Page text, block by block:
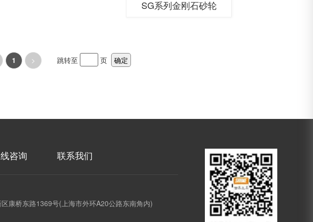
SG系列金刚石砂轮
1 > 跳转至 页 确定
咨询 联系我们
康桥东路1369号(上海市外环A20公路东南角内)